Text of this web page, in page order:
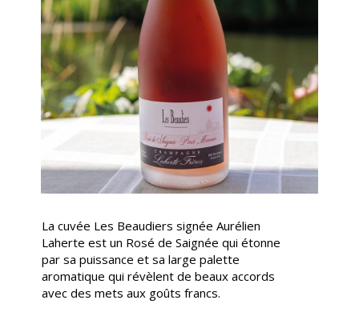
La cuvée Les Beaudiers signée Aurélien
Laherte est un Rosé de Saignée qui étonne
par sa puissance et sa large palette
aromatique qui révèlent de beaux accords
avec des mets aux goûts francs.